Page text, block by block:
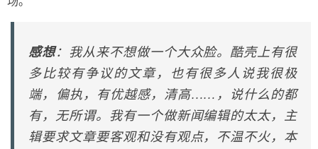
感想：我从来不想做一个大众脸。酷壳上有很
多比较有争议的文章，也有很多人说我很极
端，偏执，有优越感，清高……，说什么的都
有，无所谓。我有一个做新闻编辑的太太，主
辑要求文章要客观和没有观点，不温不火，本